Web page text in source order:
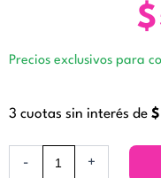
$
Precios exclusivos para
3 cuotas sin interés de $
-
Radiance
+